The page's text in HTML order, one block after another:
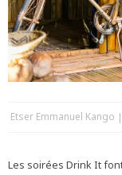
Etser Emmanuel Kango
Les soirées Drink It